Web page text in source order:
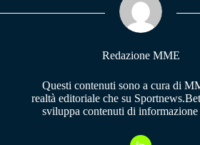
pp m
Redazione MME
Questi contenuti sono a cura di
realtà editoriale che su
sviluppa contenuti di informazione